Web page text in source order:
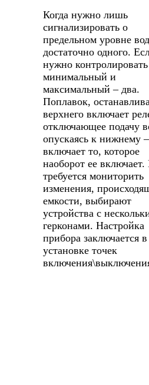
Когда нужно лишь
сигнализировать о
предельном уровне
достаточно одного.
нужно контролировать
минимальный и
максимальный – два.
Поплавок,
верхнего включает
отключающее подачу
опускаясь к нижнему –
включает то, которое
наоборот ее включает.
требуется мониторить
изменения,
емкости, выбирают
устройства с
герконами. Настройка
прибора заключается в
установке точек